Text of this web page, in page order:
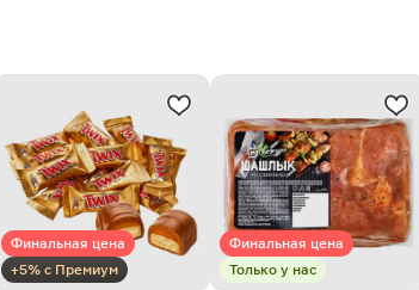
Финальная цена
+5% с Премиум
Финальная цена
Только у нас